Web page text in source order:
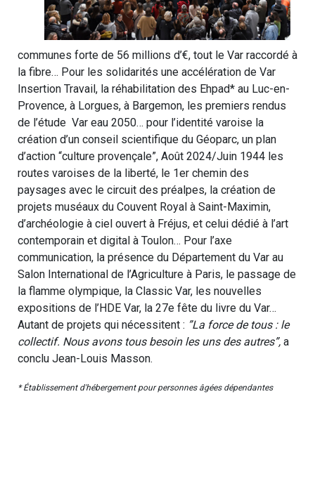
communes forte de 56 millions d’€, tout le Var raccordé à
la fibre… Pour les solidarités une accélération de Var
Insertion Travail, la réhabilitation des Ehpad* au Luc-en-
Provence, à Lorgues, à Bargemon, les premiers rendus
de l’étude Var eau 2050… pour l’identité varoise la
création d’un conseil scientifique du Géoparc, un plan
d’action “culture provençale”, Août 2024/Juin 1944 les
routes varoises de la liberté, le 1er chemin des
paysages avec le circuit des préalpes, la création de
projets muséaux du Couvent Royal à Saint-Maximin,
d’archéologie à ciel ouvert à Fréjus, et celui dédié à l’art
contemporain et digital à Toulon… Pour l’axe
communication, la présence du Département du Var au
Salon International de l’Agriculture à Paris, le passage de
la flamme olympique, la Classic Var, les nouvelles
expositions de l’HDE Var, la 27e fête du livre du Var…
Autant de projets qui nécessitent : ”La force de tous : le
collectif. Nous avons tous besoin les uns des autres”, a
conclu Jean-Louis Masson.
* Établissement d'hébergement pour personnes âgées dépendantes